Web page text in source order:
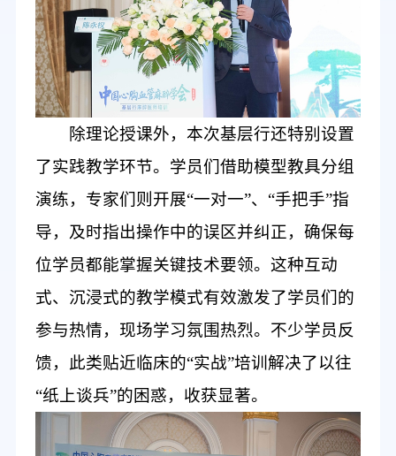
除理论授课外，本次基层行还特别 设置
了实践教学环节。学员们借助模型教具分组
演练，专家们则 开展“一对一”、“手把手”指
导，及时指出操作中的误区并纠正，确保每
位学员都能掌握关键技术要领。这种互动
式、沉浸式的教学模式有效激发了学员们的
参与热情，现场学习氛围热烈。不少学员反
馈，此类贴近临床的“实战”培训解决了以往
“纸上谈兵”的困惑，收获显著。